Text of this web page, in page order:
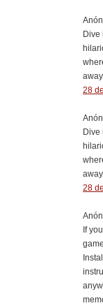
Dive
28
Dive
28
If